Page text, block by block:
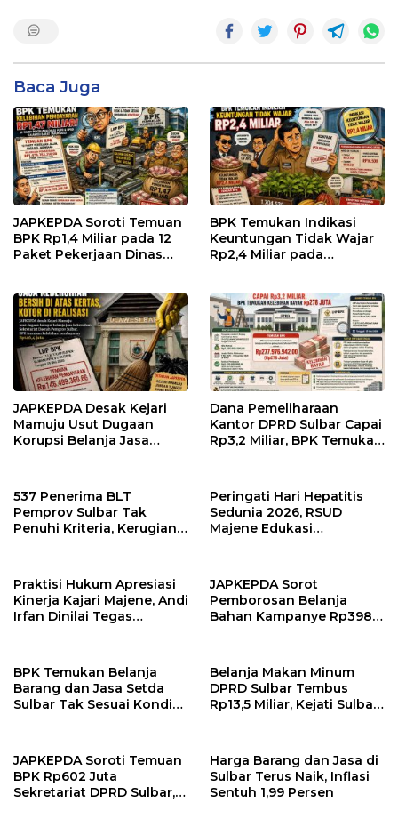
Baca Juga
JAPKEPDA Soroti Temuan
BPK Rp1,4 Miliar pada 12
Paket Pekerjaan Dinas
BPK Temukan Indikasi
Keuntungan Tidak Wajar
Rp2,4 Miliar pada
Perkebunan Sulbar
JAPKEPDA Desak Kejari
Mamuju Usut Dugaan
Korupsi Belanja Jasa
Kelebihan Pembayaran
Rp146,4 Juta
Dana Pemeliharaan
Kantor DPRD Sulbar Capai
Rp3,2 Miliar, BPK Temukan
537 Penerima BLT
Pemprov Sulbar Tak
Penuhi Kriteria, Kerugian
Peringati Hari Hepatitis
Sedunia 2026, RSUD
Majene Edukasi
Pencegahan Hepatitis
Praktisi Hukum Apresiasi
Kinerja Kajari Majene, Andi
Irfan Dinilai Tegas
JAPKEPDA Sorot
Pemborosan Belanja
Bahan Kampanye Rp398
di KPU Sulbar
BPK Temukan Belanja
Barang dan Jasa Setda
Sulbar Tak Sesuai Kondisi
Belanja Makan Minum
DPRD Sulbar Tembus
Rp13,5 Miliar, Kejati Sulbar
JAPKEPDA Soroti Temuan
BPK Rp602 Juta
Sekretariat DPRD Sulbar,
Harga Barang dan Jasa di
Sulbar Terus Naik, Inflasi
Sentuh 1,99 Persen